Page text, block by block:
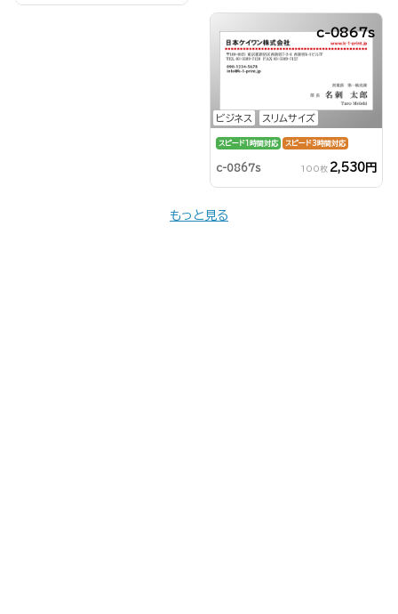
ビジネス スリムサイズ
c-0867s
スピード1時間対応 スピード3時間対応
c-0867s 100枚 2,530円
もっと見る